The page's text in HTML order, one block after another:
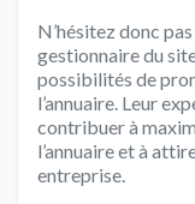
N’hésitez donc
gestionnaire du
possibilités de
l’annuaire. Leur
contribuer à
l’annuaire et à
entreprise.